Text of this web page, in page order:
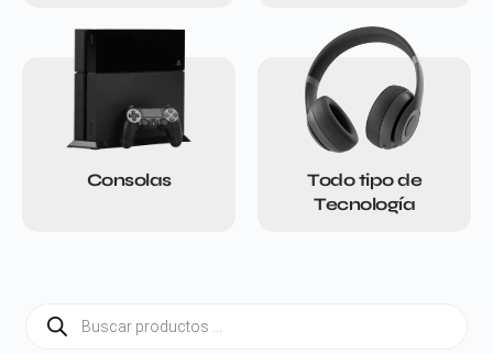
Consolas
Todo tipo de
Tecnología